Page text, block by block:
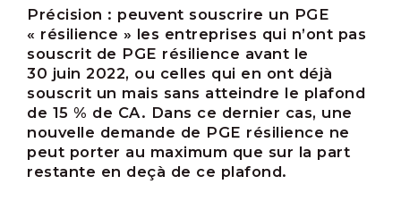
Précision : peuvent souscrire un PGE
« résilience » les entreprises qui n’ont pas
souscrit de PGE résilience avant le
30 juin 2022, ou celles qui en ont déjà
souscrit un mais sans atteindre le plafond
de 15 % de CA. Dans ce dernier cas, une
nouvelle demande de PGE résilience ne
peut porter au maximum que sur la part
restante en deçà de ce plafond.